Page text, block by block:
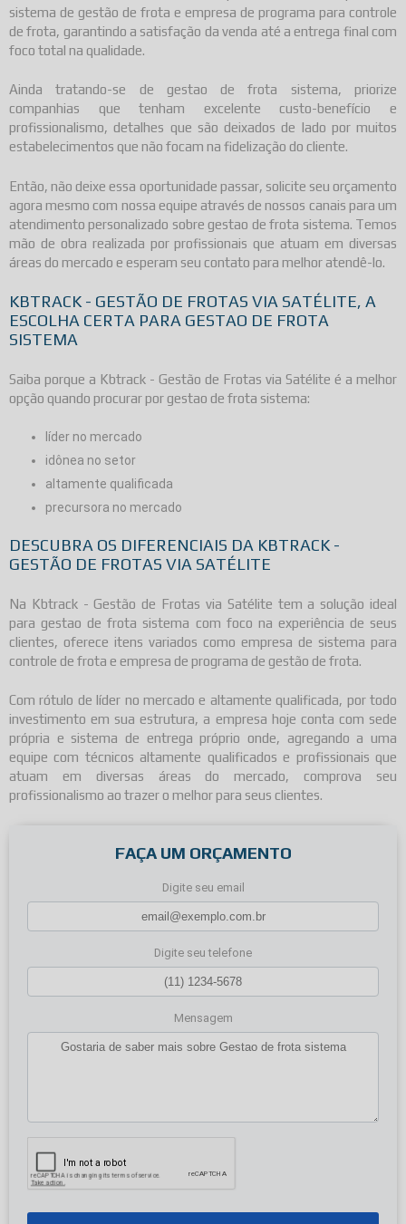
sistema de gestão de frota e empresa de programa para controle
de frota, garantindo a satisfação da venda até a entrega final com
foco total na qualidade.
Ainda tratando-se de gestao de frota sistema, priorize
companhias que tenham excelente custo-benefício e
profissionalismo, detalhes que são deixados de lado por muitos
estabelecimentos que não focam na fidelização do cliente.
Então, não deixe essa oportunidade passar, solicite seu orçamento
agora mesmo com nossa equipe através de nossos canais para um
atendimento personalizado sobregestao de frota sistema. Temos
mão de obra realizada por profissionais que atuam em diversas
áreas do mercado e esperam seu contato para melhor atendê-lo.
KBTRACK - GESTÃO DE FROTAS VIA SATÉLITE, A
ESCOLHA CERTA PARA GESTAO DE FROTA
SISTEMA
Saiba porque a Kbtrack - Gestão de Frotas via Satélite é a melhor
opção quando procurar porgestao de frota sistema:
líder no mercado
idônea no setor
altamente qualificada
precursora no mercado
DESCUBRA OS DIFERENCIAIS DA KBTRACK -
GESTÃO DE FROTAS VIA SATÉLITE
Na Kbtrack - Gestão de Frotas via Satélite tem a solução ideal
paragestao de frota sistema com foco na experiência de seus
clientes, oferece itens variados como empresa de sistema para
controle de frota e empresa de programa de gestão de frota.
Com rótulo de líder no mercado e altamente qualificada, por todo
investimento em sua estrutura, a empresa hoje conta com sede
própria e sistema de entrega próprio onde, agregando a uma
equipe com técnicos altamente qualificados e profissionais que
atuam em diversas áreas do mercado, comprova seu
profissionalismo ao trazer o melhor para seus clientes.
FAÇA UM ORÇAMENTO
Digite seu email
Digite seu telefone
Mensagem